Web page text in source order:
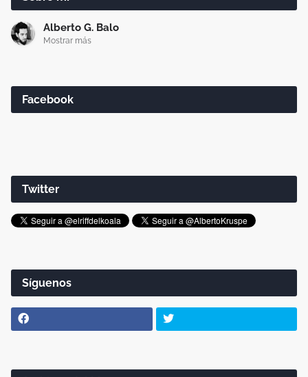
Alberto G. Balo
Mostrar más
Facebook
Twitter
Síguenos